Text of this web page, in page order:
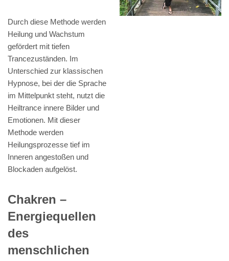
Durch diese Methode werden
Heilung und Wachstum
gefördert mit tiefen
Trancezuständen. Im
Unterschied zur klassischen
Hypnose, bei der die Sprache
im Mittelpunkt steht, nutzt die
Heiltrance innere Bilder und
Emotionen. Mit dieser
Methode werden
Heilungsprozesse tief im
Inneren angestoßen und
Blockaden aufgelöst.
Chakren –
Energiequellen
des
menschlichen